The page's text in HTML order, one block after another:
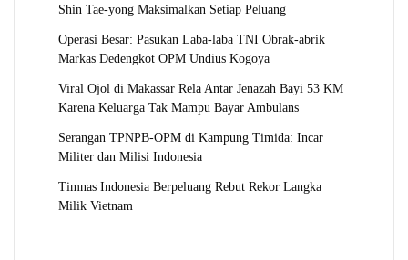
Shin Tae-yong Maksimalkan Setiap Peluang
Operasi Besar: Pasukan Laba-laba TNI Obrak-abrik
Markas Dedengkot OPM Undius Kogoya
Viral Ojol di Makassar Rela Antar Jenazah Bayi 53 KM
Karena Keluarga Tak Mampu Bayar Ambulans
Serangan TPNPB-OPM di Kampung Timida: Incar
Militer dan Milisi Indonesia
Timnas Indonesia Berpeluang Rebut Rekor Langka
Milik Vietnam